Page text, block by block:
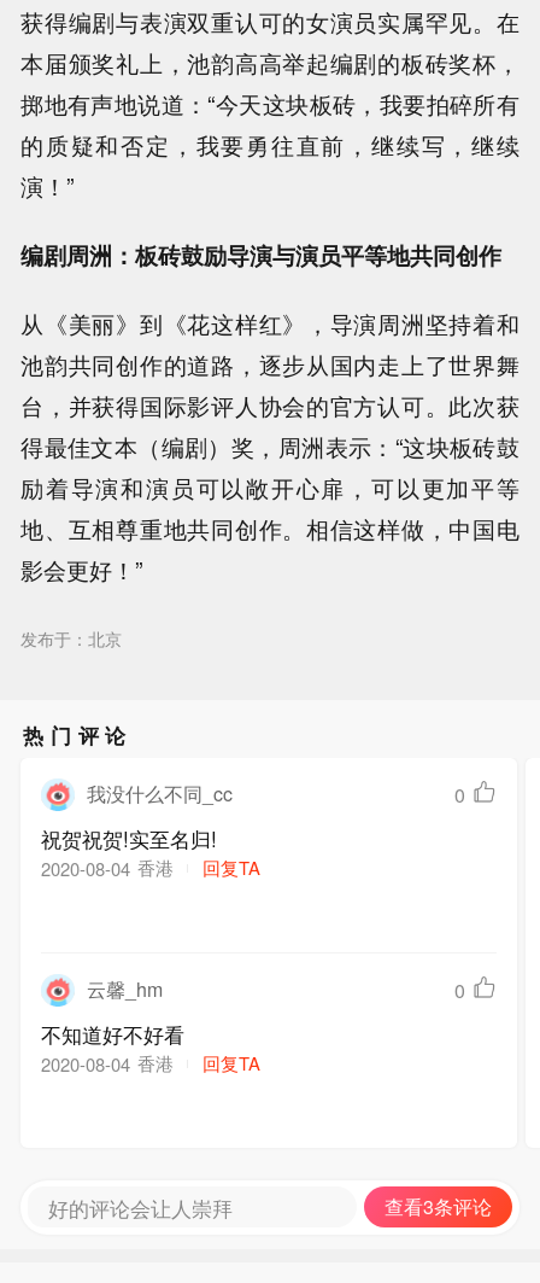
获得编剧与表演双重认可的女演员实属罕见。在
本届颁奖礼上，池韵高高举起编剧的板砖奖杯，
掷地有声地说道：“今天这块板砖，我要拍碎所有
的质疑和否定，我要勇往直前，继续写，继续
演！”
编剧周洲：板砖鼓励导演与演员平等地共同创作
从《美丽》到《花这样红》，导演周洲坚持着和
池韵共同创作的道路，逐步从国内走上了世界舞
台，并获得国际影评人协会的官方认可。此次获
得最佳文本（编剧）奖，周洲表示：“这块板砖鼓
励着导演和演员可以敞开心扉，可以更加平等
地、互相尊重地共同创作。相信这样做，中国电
影会更好！”
发布于：北京
热门评论
我没什么不同_cc 0
祝贺祝贺!实至名归!
2020-08-04 香港 回复TA
云馨_hm 0
不知道好不好看
2020-08-04 香港 回复TA
好的评论会让人崇拜 查看3条评论